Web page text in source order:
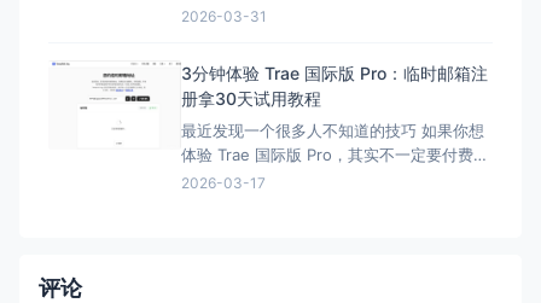
填:https://sub.jlypx.de/ 或
带，都兼容） 或者 https://bett
2026-03-31
3分钟体验 Trae 国际版 Pro：临时邮箱注
册拿30天试用教程
最近发现一个很多人不知道的技巧 如果你想
体验 Trae 国际版 Pro，其实不一定要付费。
只要注册新账号，通常就可以获得： 30 天
2026-03-17
评论